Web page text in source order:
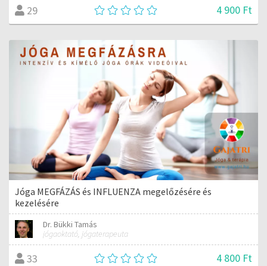
29 4 900 Ft
Jóga MEGFÁZÁS és INFLUENZA megelőzésére és
kezelésére
Dr. Bükki Tamás
jógaoktató, jógaterapeuta
33 4 800 Ft